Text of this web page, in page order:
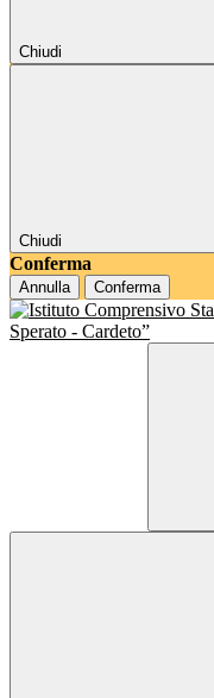
Chiudi
Chiudi
Conferma
Annulla Conferma